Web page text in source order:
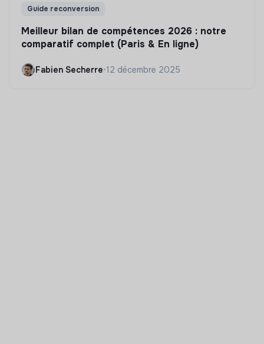
Guide reconversion
Meilleur bilan de compétences 2026 : notre
comparatif complet (Paris & En ligne)
Fabien Secherre•12 décembre 2025